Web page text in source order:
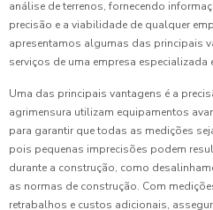
análise de terrenos, fornecendo
precisão e a viabilidade de qualquer
apresentamos algumas das principais
serviços de uma empresa especializada
Uma das principais vantagens é a
agrimensura utilizam equipamentos
para garantir que todas as medições
pois pequenas imprecisões podem
durante a construção, como
as normas de construção. Com
retrabalhos e custos adicionais,